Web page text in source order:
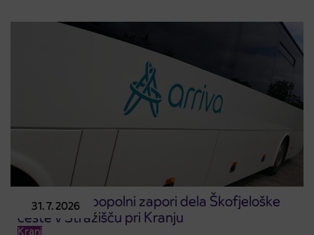
31. 7. 2026
Obvestilo o popolni zapori dela Škofjeloške
ceste v Stražišču pri Kranju
Kranj